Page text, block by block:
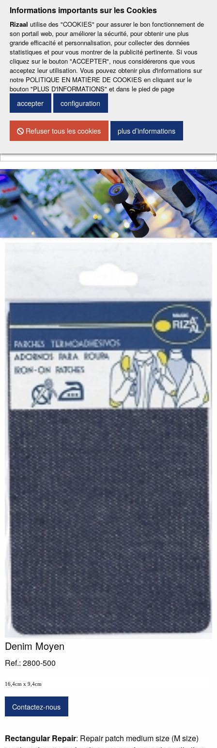
Informations importants sur les Cookies
Rizaal utilise des "COOKIES" pour assurer le bon fonctionnement de
son portail web, pour améliorer la sécurité, pour obtenir une plus
grande efficacité et personnalisation, pour collecter des données
statistiques et pour vous montrer de la publicité pertinente. Si vous
cliquez sur le bouton "ACCEPTER", nous considérerons que vous
acceptez leur utilisation. Vous pouvez obtenir plus d'informations sur
notre POLITIQUE EN MATIÈRE DE COOKIES en cliquant sur le
bouton "PLUS D'INFORMATIONS" et dans le pied de page
accepter configuration
Refuser tous les cookies plus d’informations
- ESP- ENG-CAT -FRA-DEU
CONTACTEZ NOUS
Menu
Chercher
Denim Moyen
Ref.: 2800-500
16,4cm x 9,4cm
Contactez-nous
Rectangular Repair: Repair patch medium size (M size)